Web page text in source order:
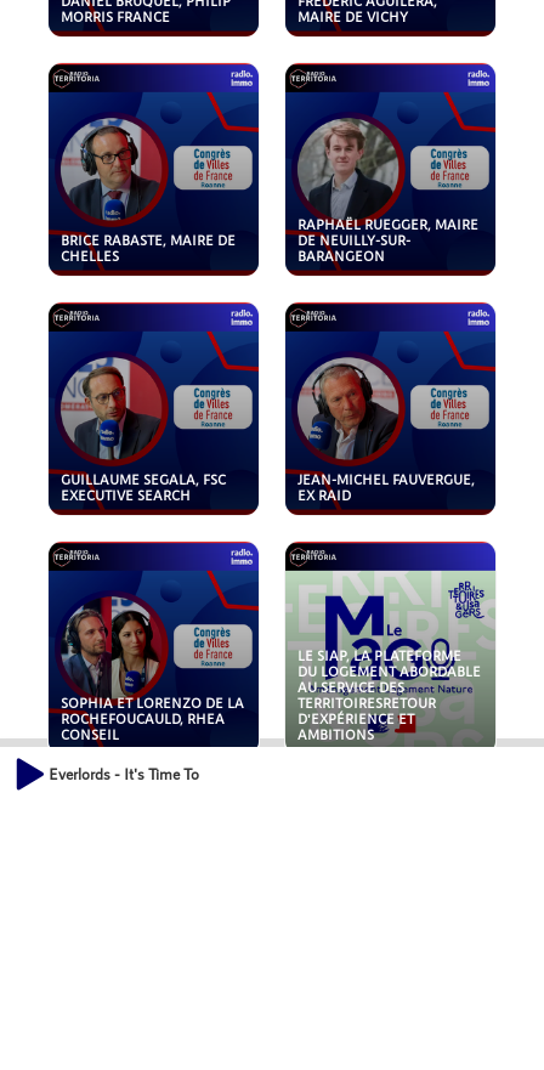
MORRIS FRANCE
MAIRE DE VICHY
BRICE RABASTE, MAIRE DE
CHELLES
RAPHAËL RUEGGER, MAIRE
DE NEUILLY-SUR-
BARANGEON
GUILLAUME SEGALA, FSC
EXECUTIVE SEARCH
JEAN-MICHEL FAUVERGUE,
EX RAID
SOPHIA ET LORENZO DE LA
ROCHEFOUCAULD, RHEA
CONSEIL
LE SIAP, LA PLATEFORME
DU LOGEMENT ABORDABLE
AU SERVICE DES
TERRITOIRESRETOUR
D'EXPÉRIENCE ET
AMBITIONS
Everlords - It's Time To